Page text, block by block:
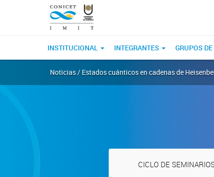
INSTITUCIONAL INTEGRANTES GRUPOS
Noticias / Estados cuánticos en cadenas de
CICLO DE